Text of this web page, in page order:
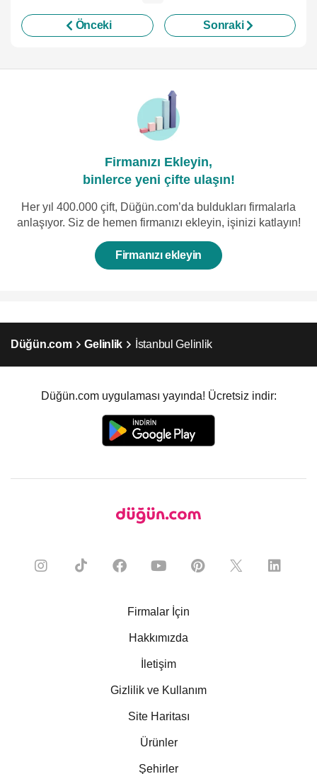
Önceki Sonraki
Firmanızı Ekleyin,
binlerce yeni çifte ulaşın!
Her yıl 400.000 çift, Düğün.com’da buldukları firmalarla
anlaşıyor. Siz de hemen firmanızı ekleyin, işinizi katlayın!
Firmanızı ekleyin
Düğün.com Gelinlik İstanbul Gelinlik
Düğün.com uygulaması yayında! Ücretsiz indir:
Firmalar İçin
Hakkımızda
İletişim
Gizlilik ve Kullanım
Site Haritası
Ürünler
Şehirler